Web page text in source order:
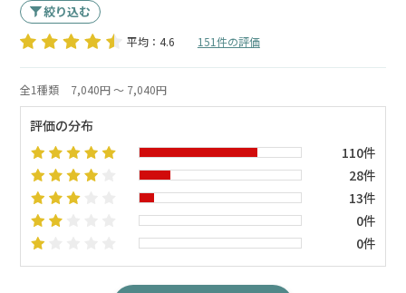
絞り込む
平均：4.6 151件の評価
全1種類 7,040円 ～ 7,040円
評価の分布
110件
28件
13件
0件
0件